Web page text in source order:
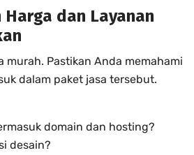
dan Layanan
Pastikan Anda memahami
dalam paket jasa tersebut.
domain dan hosting?
desain?